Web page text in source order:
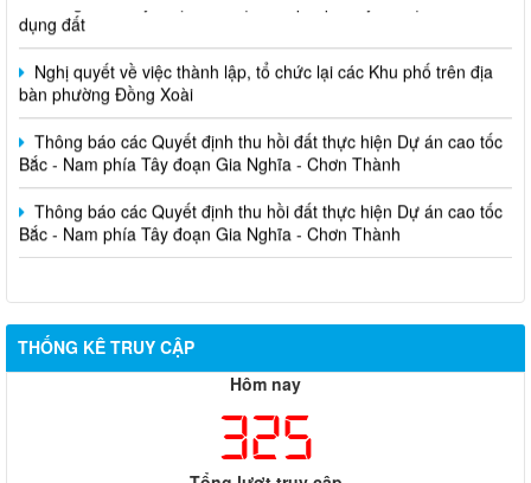
dụng đất
Nghị quyết về việc thành lập, tổ chức lại các Khu phố trên địa
bàn phường Đồng Xoài
Thông báo các Quyết định thu hồi đất thực hiện Dự án cao tốc
Bắc - Nam phía Tây đoạn Gia Nghĩa - Chơn Thành
Thông báo các Quyết định thu hồi đất thực hiện Dự án cao tốc
Bắc - Nam phía Tây đoạn Gia Nghĩa - Chơn Thành
THỐNG KÊ TRUY CẬP
Hôm nay
325